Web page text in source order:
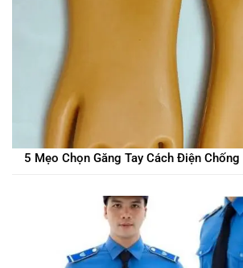
5 Mẹo Chọn Găng Tay Cách Điện